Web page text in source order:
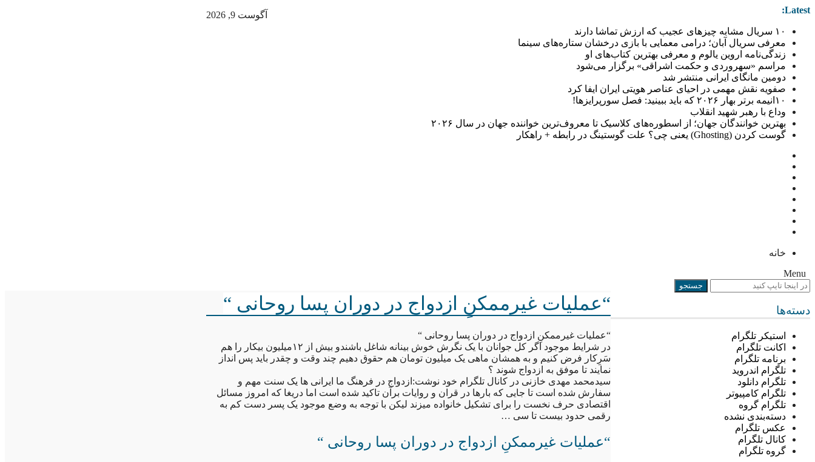
آگوست 9, 2026 Latest:
۱۰ سریال مشابه چیزهای عجیب که ارزش تماشا دارند
معرفی سریال آبان؛ درامی معمایی با بازی درخشان ستاره‌های سینما
زندگی‌نامه اروین یالوم و معرفی بهترین کتاب‌های او
مراسم «سهروردی و حکمت اشراقی» برگزار می‌شود
دومین مانگای ایرانی منتشر شد
صفویه نقش مهمی در احیای عناصر هویتی ایران ایفا کرد
۱۰انیمه برتر بهار ۲۰۲۶ که باید ببینید: فصل سورپرایزها!
وداع با رهبر شهید انقلاب
بهترین خوانندگان جهان؛ از اسطوره‌های کلاسیک تا معروف‌ترین خواننده جهان در سال ۲۰۲۶
گوست کردن (Ghosting) یعنی چی؟ علت گوستینگ در رابطه + راهکار
خانه
Menu
دسته‌ها
استیکر تلگرام
اکانت تلگرام
برنامه تلگرام
تلگرام اندروید
تلگرام دانلود
تلگرام کامپیوتر
تلگرام گروه
دسته‌بندی نشده
عکس تلگرام
کانال تلگرام
گروه تلگرام
“عملیات غیرممکنِ ازدواج در دوران پسا روحانی “
“عملیات غیرممکنِ ازدواج در دوران پسا روحانی “
در شرایط موجود اگر کل جوانان با یک نگرش خوش بینانه شاغل باشندو بیش از ۱۲میلیون بیکار را هم
سَرِکار فرض کنیم و به همشان ماهی یک میلیون تومان هم حقوق دهیم چند وقت و چقدر باید پس انداز
نمایند تا موفق به ازدواج شوند ؟
سیدمحمد مهدی خازنی در کانال تلگرام خود نوشت:ازدواج در فرهنگ ما ایرانی ها یک سنت مهم و
سفارش شده است تا جایی که بارها در قران و روایات برآن تاکید شده است اما دریغا که امروز مسائل
اقتصادی حرف نخست را برای تشکیل خانواده میزند لیکن با توجه به وضع موجود یک پسر دست کم به
رقمی حدود بیست تا سی …
“عملیات غیرممکنِ ازدواج در دوران پسا روحانی “